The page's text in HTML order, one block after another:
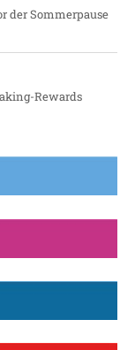
der Sommerpause
Rewards